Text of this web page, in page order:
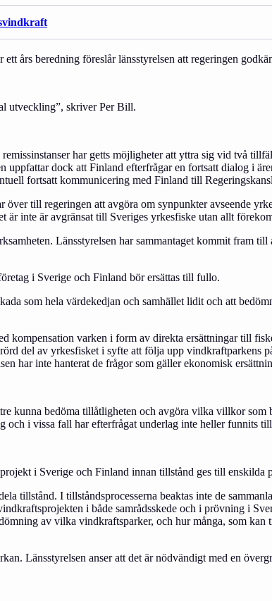
kust. Projektet har fått namnet Eystrasalt
års beredning föreslår länsstyrelsen att regeringen
utveckling”, skriver Per Bill.
har getts möjligheter att yttra sig vid två
dock att Finland efterfrågar en fortsatt dialog i
fortsatt kommunicering med Finland till
till regeringen att avgöra om synpunkter avseende
inte är avgränsat till Sveriges yrkesfiske utan allt
Länsstyrelsen har sammantaget kommit fram
i Sverige och Finland bör ersättas till fullo.
som hela värdekedjan och samhället lidit och att
kompensation varken i form av direkta ersättningar till
del av yrkesfisket i syfte att följa upp vindkraftparkens
har inte hanterat de frågor som gäller ekonomisk
kunna bedöma tillåtligheten och avgöra vilka villkor som
och i vissa fall har efterfrågat underlag inte heller funnits
i Sverige och Finland innan tillstånd ges till enskilda
tillstånd. I tillståndsprocesserna beaktas inte de
i både samrådsskede och i prövning i
av vilka vindkraftsparker, och hur många, som kan
Länsstyrelsen anser att det är nödvändigt med en